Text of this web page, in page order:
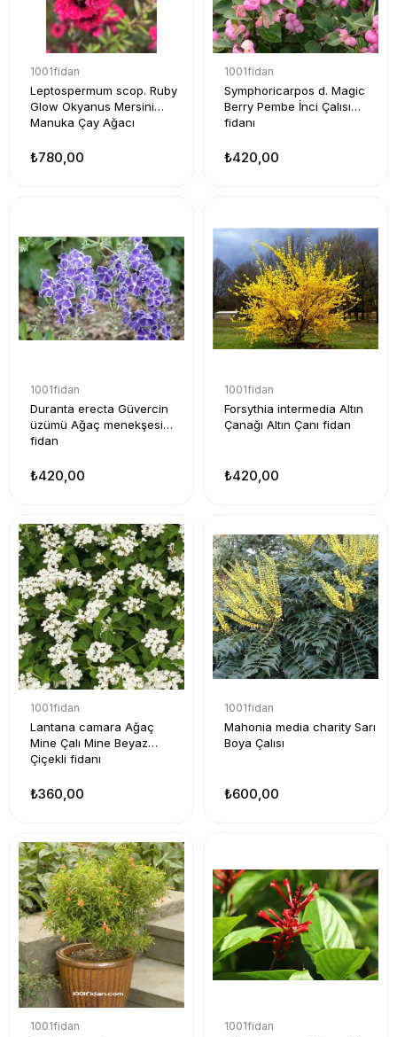
1001fidan
Leptospermum scop. Ruby
Glow Okyanus Mersini
Manuka Çay Ağacı
₺780,00
1001fidan
Symphoricarpos d. Magic
Berry Pembe İnci Çalısı
fidanı
₺420,00
1001fidan
Duranta erecta Güvercin
üzümü Ağaç menekşesi
fidan
₺420,00
1001fidan
Forsythia intermedia Altın
Çanağı Altın Çanı fidan
₺420,00
1001fidan
Lantana camara Ağaç
Mine Çalı Mine Beyaz
Çiçekli fidanı
₺360,00
1001fidan
Mahonia media charity Sarı
Boya Çalısı
₺600,00
1001fidan 1001fidan